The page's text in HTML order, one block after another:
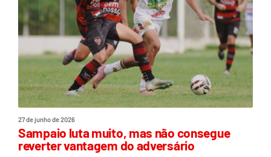
27 de junho de 2026
Sampaio luta muito, mas não consegue
reverter vantagem do adversário